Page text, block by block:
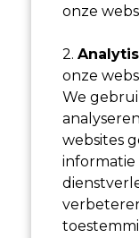
onze
2.
onze
We
websites
informatie